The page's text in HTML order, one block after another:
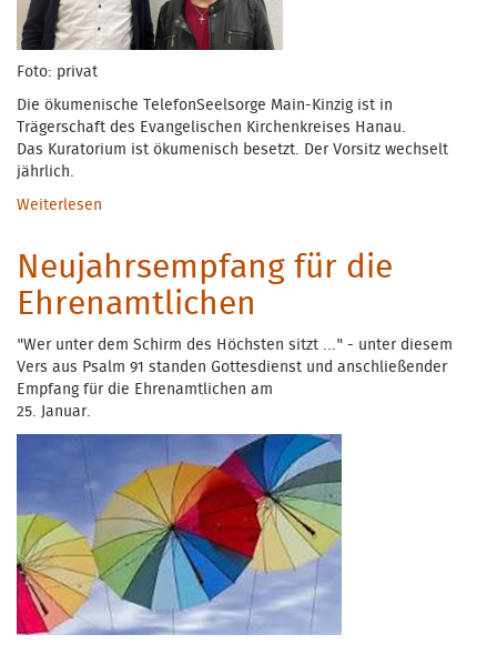
Foto: privat
Die ökumenische TelefonSeelsorge Main-Kinzig ist in
Trägerschaft des Evangelischen Kirchenkreises Hanau.
Das Kuratorium ist ökumenisch besetzt. Der Vorsitz wechselt
jährlich.
Weiterlesen
Neujahrsempfang für die
Ehrenamtlichen
"Wer unter dem Schirm des Höchsten sitzt ..." - unter diesem
Vers aus Psalm 91 standen Gottesdienst und anschließender
Empfang für die Ehrenamtlichen am
25. Januar.